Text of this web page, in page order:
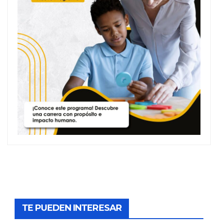
TE PUEDEN INTERESAR